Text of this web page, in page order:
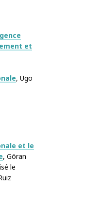
et
, Ugo
et le
, Göran
le